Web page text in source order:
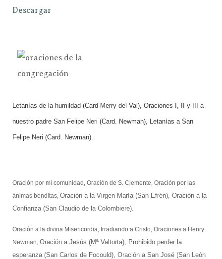
Descargar
Letanías de la humildad (Card Merry del Val), Oraciones I, II y III a
nuestro padre San Felipe Neri (Card. Newman), Letanías a San
Felipe Neri (Card. Newman).
Oración por mi comunidad, Oración de S. Clemente, Oración por las
ánimas benditas, Oración a la Virgen María (San Efrén), Oración a la
Confianza (San Claudio de la Colombiere).
Oración a la divina Misericordia, Irradiando a Cristo, Oraciones a Henry
Newman, Oración a Jesús (Mª Valtorta), Prohibido perder la
esperanza (San Carlos de Focould), Oración a San José (San León